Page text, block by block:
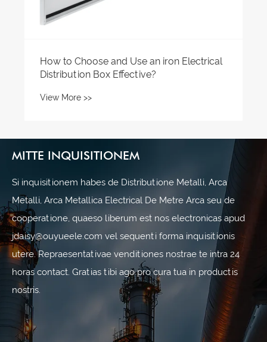
MITTE INQUISITIONEM
Si inquisitionem habes de Distributione Metalli, Arca
Metalli, Arca Metallica Electrical De Metre Arca seu de
cooperatione, quaeso liberum est nos electronicas apud
jdaisy@ouyueele.com vel sequenti forma inquisitionis
utere. Repraesentativae venditiones nostrae te intra 24
horas contact. Gratias tibi ago pro cura tua in productis
nostris.